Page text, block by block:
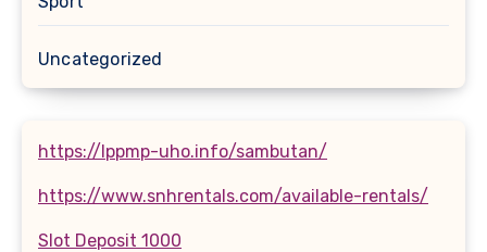
Uncategorized
https://lppmp-uho.info/sambutan/
https://www.snhrentals.com/available-rentals/
Slot Deposit 1000